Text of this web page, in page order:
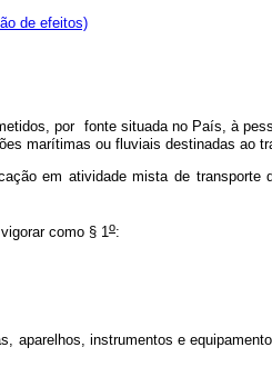
de efeitos)
por fonte situada no País, à
marítimas ou fluviais destinadas ao
em atividade mista de transporte
como § 1 o:
instrumentos e